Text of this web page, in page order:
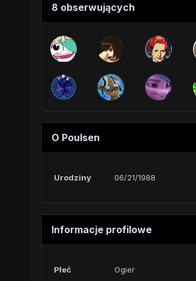
8 obserwujących
O Poulsen
Urodziny 06/21/1988
Informacje profilowe
Płeć Ogier